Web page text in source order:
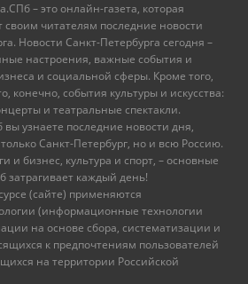
– это онлайн-газета, которая
своим читателям последние новости
Новости Санкт-Петербурга сегодня –
настроения, важные события и
и социальной сферы. Кроме того,
конечно, события культуры и искусства:
и театральные спектакли.
узнаете последние новости дня,
Санкт-Петербург, но и всю Россию.
и бизнес, культура и спорт, – основные
затрагивает каждый день!
(сайте) применяются
(информационные технологии
на основе сбора, систематизации и
к предпочтениям пользователей
на территории Российской